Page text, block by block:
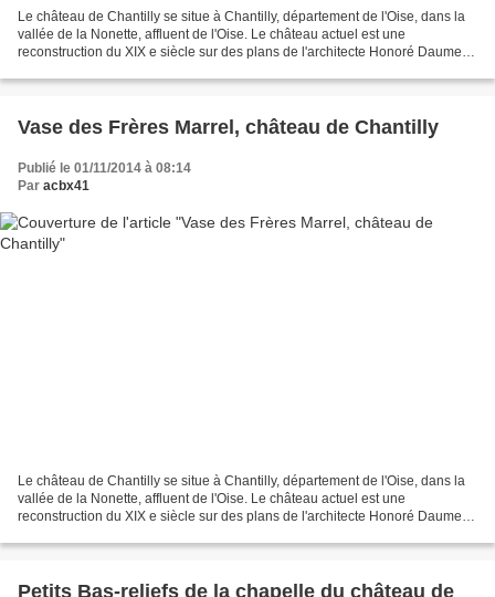
Le château de Chantilly se situe à Chantilly, département de l'Oise, dans la
vallée de la Nonette, affluent de l'Oise. Le château actuel est une
reconstruction du XIX e siècle sur des plans de l'architecte Honoré Daumet
Vase des Frères Marrel, château de Chantilly
Publié le 01/11/2014 à 08:14
Par acbx41
Le château de Chantilly se situe à Chantilly, département de l'Oise, dans la
vallée de la Nonette, affluent de l'Oise. Le château actuel est une
reconstruction du XIX e siècle sur des plans de l'architecte Honoré Daumet
Petits Bas-reliefs de la chapelle du château de